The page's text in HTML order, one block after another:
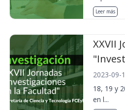
Leer más
XXVII
2023-09-
18, 19 y
en l...